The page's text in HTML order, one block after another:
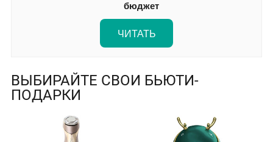
бюджет
ЧИТАТЬ
ВЫБИРАЙТЕ СВОИ БЬЮТИ-
ПОДАРКИ